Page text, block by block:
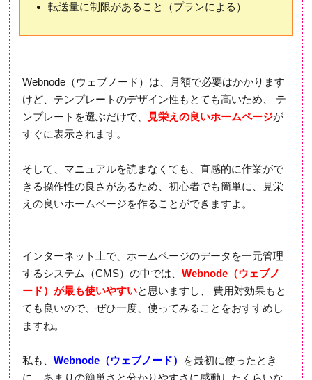
転送量に制限があること（プランによる）
Webnode（ウェブノード）は、月額で必要はかかります
けど、テンプレートのデザイン性もとても高いため、 テ
ンプレートを選ぶだけで、
見栄えの良いホームページが
すぐに表示されます。
そして、マニュアルを読まなくても、直感的に作業がで
きる操作性の良さがあるため、初心者でも簡単に、見栄
えの良いホームページを作ることができますよ。
インターネット上で、ホームページのデータを一元管理
するシステム（CMS）の中では、 Webnode（ウェブノ
ード）が最も使いやすいと思いますし、 費用対効果もと
ても良いので、ぜひ一度、使ってみることをおすすめし
ますね。
私も、 Webnode（ウェブノード）
を最初に使ったとき